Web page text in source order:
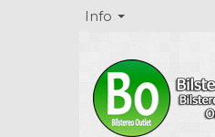
Info